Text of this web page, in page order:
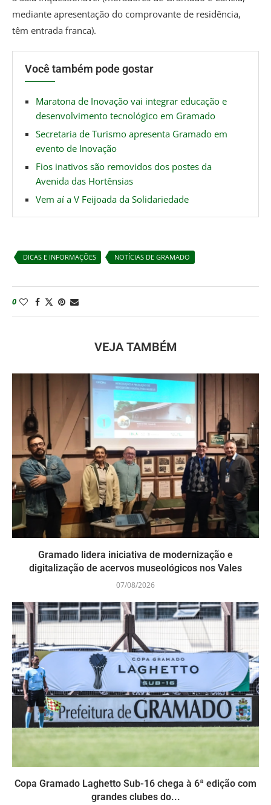
mediante apresentação do comprovante de residência,
têm entrada franca).
Você também pode gostar
Maratona de Inovação vai integrar educação e
desenvolvimento tecnológico em Gramado
Secretaria de Turismo apresenta Gramado em
evento de Inovação
Fios inativos são removidos dos postes da
Avenida das Hortênsias
Vem aí a V Feijoada da Solidariedade
DICAS E INFORMAÇÕES NOTÍCIAS DE GRAMADO
0
VEJA TAMBÉM
Gramado lidera iniciativa de modernização e
digitalização de acervos museológicos nos Vales
07/08/2026
Copa Gramado Laghetto Sub-16 chega à 6ª edição com
grandes clubes do...